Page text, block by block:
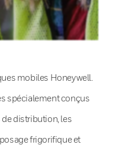
mobiles Honeywell.
spécialement conçus
de distribution, les
frigorifique et